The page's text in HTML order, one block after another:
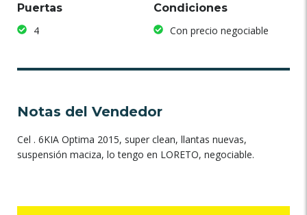
Puertas
4
Condiciones
Con precio negociable
Notas del Vendedor
Cel . 6KIA Optima 2015, super clean, llantas nuevas,
suspensión maciza, lo tengo en LORETO, negociable.